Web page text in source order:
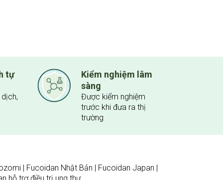
tự
Kiểm nghiệm lâm
sàng
Được kiểm nghiệm
trước khi đưa ra thị
trường
| Fucoidan Nhật Bản | Fucoidan Japan |